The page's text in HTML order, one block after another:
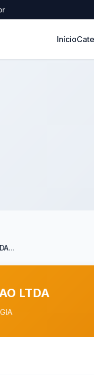
Início
LTDA